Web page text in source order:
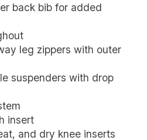
back bib for added
leg zippers with outer
suspenders with drop
insert
and dry knee inserts